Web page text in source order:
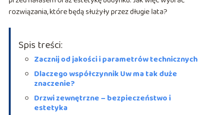
rozwiązania, które będą służyły przez długie lata?
Spis treści:
Zacznij od jakości i parametrów technicznych
Dlaczego współczynnik Uw ma tak duże
znaczenie?
Drzwi zewnętrzne – bezpieczeństwo i
estetyka